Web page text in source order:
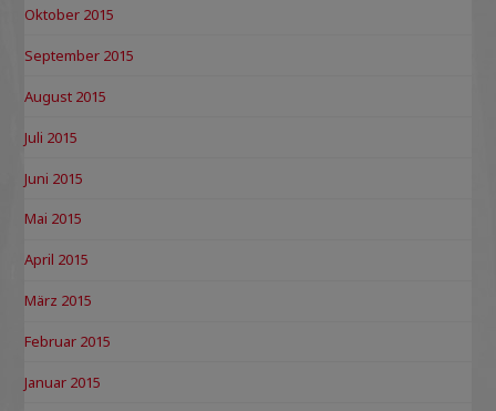
Oktober 2015
September 2015
August 2015
Juli 2015
Juni 2015
Mai 2015
April 2015
März 2015
Februar 2015
Januar 2015